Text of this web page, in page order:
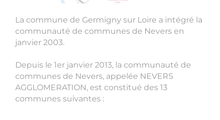
La commune de Germigny sur Loire a intégré la
communauté de communes de Nevers en
janvier 2003.
Depuis le 1er janvier 2013, la communauté de
communes de Nevers, appelée NEVERS
AGGLOMERATION, est constitué des 13
communes suivantes :